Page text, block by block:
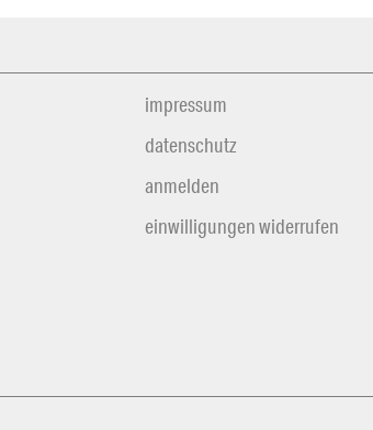
impressum
datenschutz
anmelden
einwilligungen widerrufen